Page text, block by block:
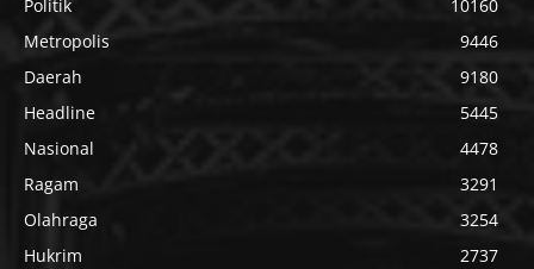
Politik
10160
Metropolis
9446
Daerah
9180
Headline
5445
Nasional
4478
Ragam
3291
Olahraga
3254
Hukrim
2737